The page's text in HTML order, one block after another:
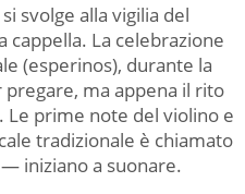
svolge alla vigilia del
cappella. La celebrazione
(esperinos), durante la
ma appena il rito
Le prime note del violino e
tradizionale è chiamato
iniziano a suonare.